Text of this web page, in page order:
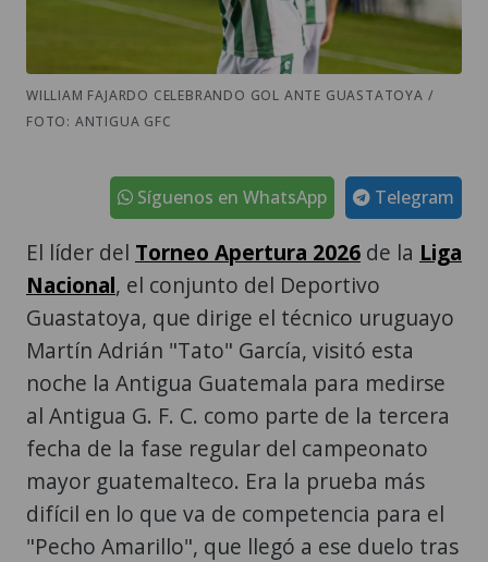
WILLIAM FAJARDO CELEBRANDO GOL ANTE GUASTATOYA /
FOTO: ANTIGUA GFC
Telegram
Síguenos en WhatsApp
El líder del Torneo Apertura 2026 de la Liga
Nacional, el conjunto del Deportivo
Guastatoya, que dirige el técnico uruguayo
Martín Adrián "Tato" García, visitó esta
noche la Antigua Guatemala para medirse
al Antigua G. F. C. como parte de la tercera
fecha de la fase regular del campeonato
mayor guatemalteco. Era la prueba más
difícil en lo que va de competencia para el
"Pecho Amarillo", que llegó a ese duelo tras